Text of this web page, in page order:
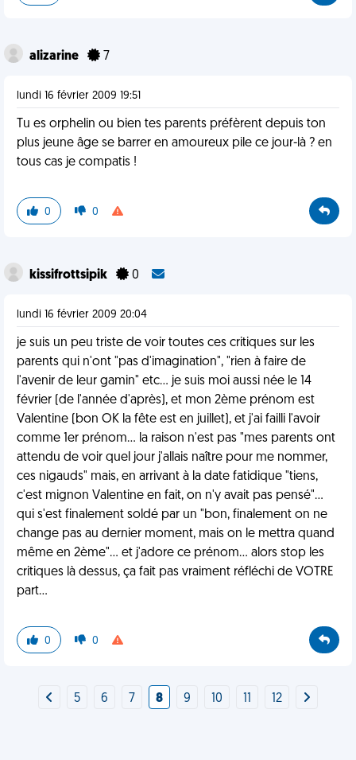
alizarine 7
lundi 16 février 2009 19:51
Tu es orphelin ou bien tes parents préfèrent depuis ton
plus jeune âge se barrer en amoureux pile ce jour-là ? en
tous cas je compatis !
0 0
kissifrottsipik 0
lundi 16 février 2009 20:04
je suis un peu triste de voir toutes ces critiques sur les
parents qui n'ont "pas d'imagination", "rien à faire de
l'avenir de leur gamin" etc... je suis moi aussi née le 14
février (de l'année d'après), et mon 2ème prénom est
Valentine (bon OK la fête est en juillet), et j'ai failli l'avoir
comme 1er prénom... la raison n'est pas "mes parents ont
attendu de voir quel jour j'allais naître pour me nommer,
ces nigauds" mais, en arrivant à la date fatidique "tiens,
c'est mignon Valentine en fait, on n'y avait pas pensé"...
qui s'est finalement soldé par un "bon, finalement on ne
change pas au dernier moment, mais on le mettra quand
même en 2ème"... et j'adore ce prénom... alors stop les
critiques là dessus, ça fait pas vraiment réfléchi de VOTRE
part...
0 0
5 6 7 8 9 10 12